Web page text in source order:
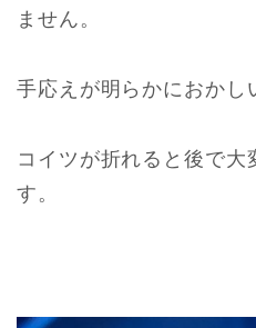
ません。
手応えが明らかにおかし
コイツが折れると後で大
す。